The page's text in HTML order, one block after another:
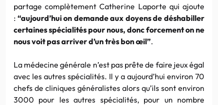
partage complètement Catherine Laporte qui ajoute
: “aujourd’hui on demande aux doyens de déshabiller
certaines spécialités pour nous, donc forcement on ne
nous voit pas arriver d’un très bon œil”.
La médecine générale n’est pas prête de faire jeux égal
avec les autres spécialités. Il y a aujourd’hui environ 70
chefs de cliniques généralistes alors qu’ils sont environ
3000 pour les autres spécialités, pour un nombre